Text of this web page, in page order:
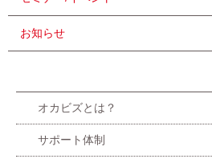
お知らせ
オカビズとは？
サポート体制